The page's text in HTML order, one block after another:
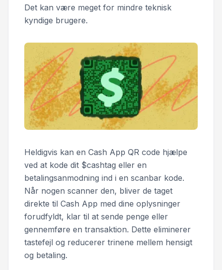
Det kan være meget for mindre teknisk
kyndige brugere.
Heldigvis kan en Cash App QR code hjælpe
ved at kode dit $cashtag eller en
betalingsanmodning ind i en scanbar kode.
Når nogen scanner den, bliver de taget
direkte til Cash App med dine oplysninger
forudfyldt, klar til at sende penge eller
gennemføre en transaktion. Dette eliminerer
tastefejl og reducerer trinene mellem hensigt
og betaling.